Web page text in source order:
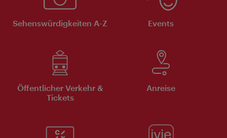
Sehenswürdigkeiten A-Z Events
Öffentlicher Verkehr &
Tickets
Anreise